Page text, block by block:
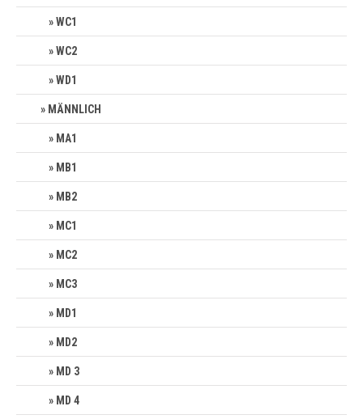
WC1
WC2
WD1
MÄNNLICH
MA1
MB1
MB2
MC1
MC2
MC3
MD1
MD2
MD 3
MD 4